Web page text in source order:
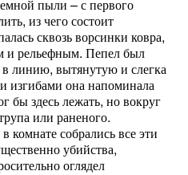
пыли – с первого
из чего состоит
сквозь ворсинки ковра,
и рельефным. Пепел был
в линию, вытянутую и слегка
она напоминала
бы здесь лежать, но вокруг
или раненого.
комнате собрались все эти
убийства,
оглядел